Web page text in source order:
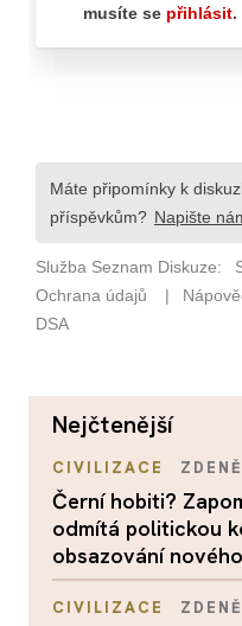
nejčtenější
CIVILIZACE
Černí hobiti?
odmítá politickou
obsazování
CIVILIZACE